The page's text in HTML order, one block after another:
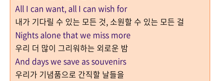
All I can want, all I can wish for
내가 기다릴 수 있는 모든 것, 소원할 수 있는 모든 걸
Nights alone that we miss more
우리 더 많이 그리워하는 외로운 밤
And days we save as souvenirs
우리가 기념품으로 간직할 날들을